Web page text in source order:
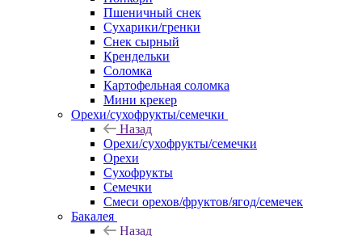
Пшеничный снек
Сухарики/гренки
Снек сырный
Крендельки
Соломка
Картофельная соломка
Мини крекер
Орехи/сухофрукты/семечки
Назад
Орехи/сухофрукты/семечки
Орехи
Сухофрукты
Семечки
Смеси орехов/фруктов/ягод/семечек
Бакалея
Назад